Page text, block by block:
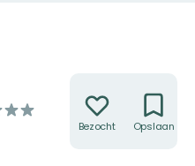
Bezocht Opslaan